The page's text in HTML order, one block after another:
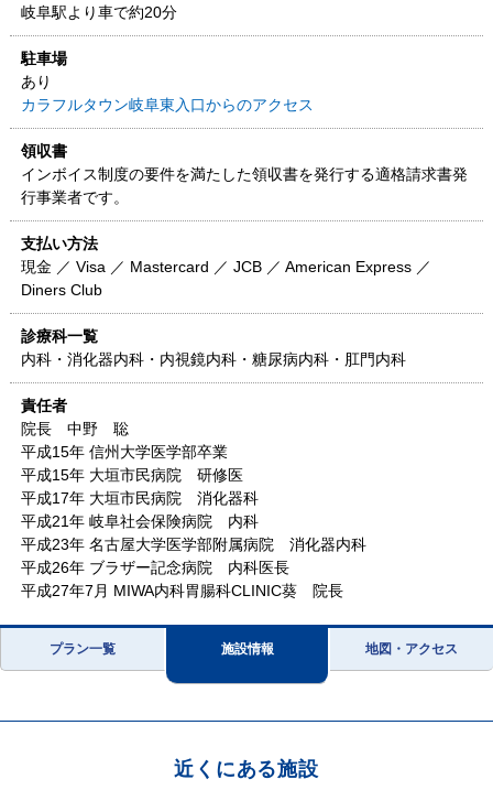
岐阜駅より車で約20分
駐車場
あり
カラフルタウン岐阜東入口からのアクセス
領収書
インボイス制度の要件を満たした領収書を発行する適格請求書発
行事業者です。
支払い方法
現金 ／ Visa ／ Mastercard ／ JCB ／ American Express ／
Diners Club
診療科一覧
内科・消化器内科・内視鏡内科・糖尿病内科・肛門内科
責任者
院長 中野 聡
平成15年 信州大学医学部卒業
平成15年 大垣市民病院 研修医
平成17年 大垣市民病院 消化器科
平成21年 岐阜社会保険病院 内科
平成23年 名古屋大学医学部附属病院 消化器内科
平成26年 ブラザー記念病院 内科医長
平成27年7月 MIWA内科胃腸科CLINIC葵 院長
プラン一覧 施設情報 地図・アクセス
近くにある施設